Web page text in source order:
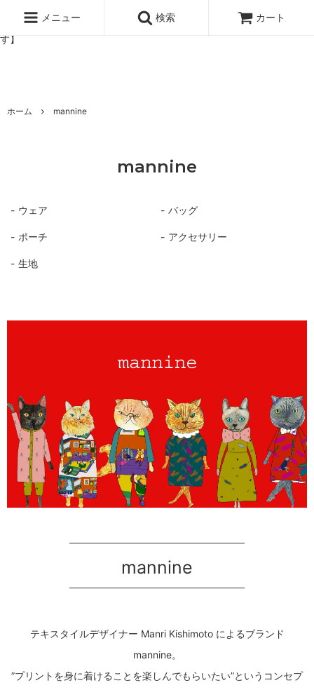
ッタのオンラインストア【アラビア,クイストゴーなどの北欧ヴィンテ
ージ食器,雅峰窯やソルテグラスジュエリーなどの作家の作品が並びま
す】
メニュー 検索 カート
ホーム mannine
mannine
ウェア バッグ
ポーチ アクセサリー
生地
mannine
テキスタイルデザイナー Manri Kishimoto によるブランド
mannine。
”プリントを身に着けることを楽しんでもらいたい”というコンセプ